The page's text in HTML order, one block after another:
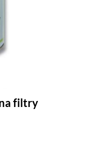
filtry